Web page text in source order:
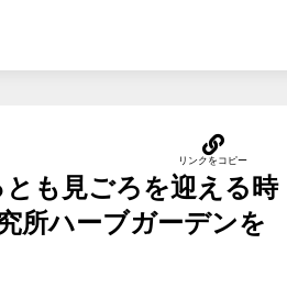
も見ごろを迎える時
所ハーブガーデンを